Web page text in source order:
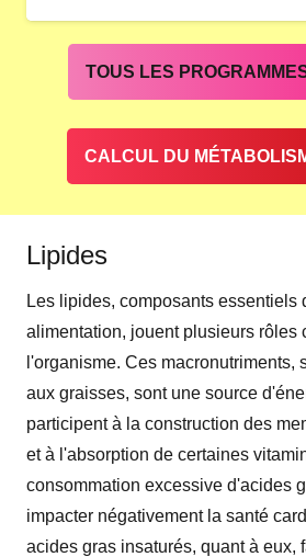
initial
était :
29,90 €.
actuel
est :
19,90 €.
TOUS LES
CALCUL DU
Lipides
Les lipides, composants essentiels
alimentation, jouent plusieurs rôles
l'organisme. Ces macronutriments,
aux graisses, sont une source
participent à la construction des
et à l'absorption de certaines
consommation excessive d'acides
impacter négativement la santé
acides gras insaturés, quant à eux,